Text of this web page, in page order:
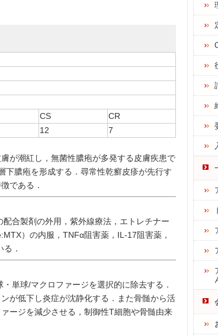
CS
CR
12
7
が潮紅し，無菌性膿疱が多発する皮膚疾患で
下膿疱を形成する．尋常性乾癬皮疹が先行す
である．
合製剤の外用，紫外線療法，エトレチナー
）の内服，TNFα阻害薬，IL-17阻害薬，
．
単球/マクロファージを選択的に除去する．
が低下し炎症が沈静化する．また骨髄から活
ージを減少させる，制御性T細胞や骨髄由来